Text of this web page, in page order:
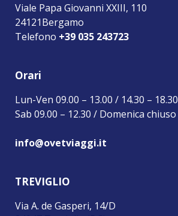
Viale Papa Giovanni XXIII, 110
24121Bergamo
Telefono +39 035 243723
Orari
Lun-Ven 09.00 – 13.00 / 14.30 – 18.30
Sab 09.00 – 12.30 / Domenica chiuso
info@ovetviaggi.it
TREVIGLIO
Via A. de Gasperi, 14/D